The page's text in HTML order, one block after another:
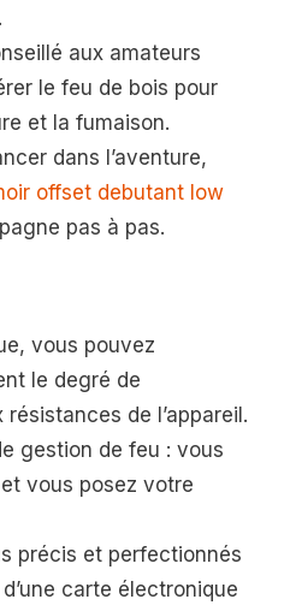
aux amateurs
le feu de bois pour
et la fumaison.
dans l’aventure,
offset debutant low
pas à pas.
vous pouvez
le degré de
de l’appareil.
gestion de feu : vous
vous posez votre
précis et perfectionnés
carte électronique